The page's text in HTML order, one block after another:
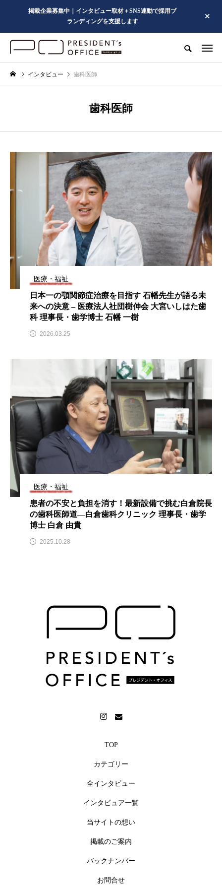
掲載企業募集中｜インタビュー取材＋SNS連動で採用ブ
ランディングを支援します
インタビュー 歯科医師
歯科医師
医療・福祉
日本一の顎関節症治療を目指す 石幡先生が語る未
来への決意 – 医療法人社団樹伸会 大宮いしはた歯
科 理事長・歯学博士 石幡 一樹
2026.03.25
医療・福祉
患者の不安と負担を消す！最新設備で挑む白倉院長
の歯科医師道―白倉歯科クリニック 理事長・歯学
博士 白倉 由貴
2025.10.28
TOP
カテゴリー
全インタビュー
インタビュア一覧
当サイトの想い
掲載のご案内
バックナンバー
お問合せ